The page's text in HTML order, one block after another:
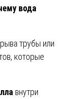
вода
трубы или
которые
внутри